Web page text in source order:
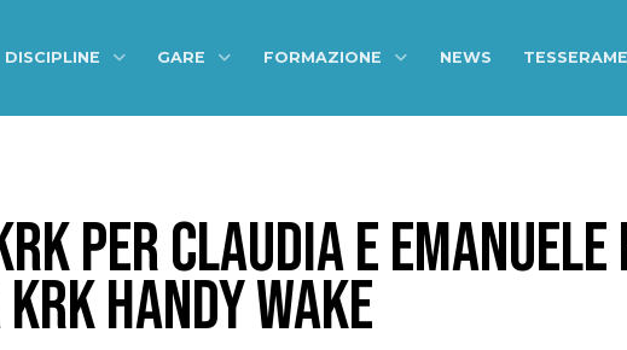
DISCIPLINE GARE FORMAZIONE NEWS
PER CLAUDIA E
HANDY WAKE